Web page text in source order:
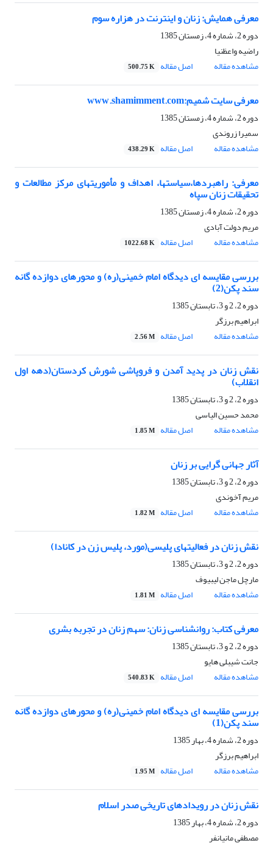
معرفی همایش: زنان و اینترنت در هزاره سوم
دوره 2، شماره 4، زمستان 1385
راضیه واعظنیا
مشاهده مقاله
اصل مقاله 500.75 K
معرفی سایت شمیم:www.shamimment.com
دوره 2، شماره 4، زمستان 1385
سمیرا زروندی
مشاهده مقاله
اصل مقاله 438.29 K
معرفی: راهبردها،سیاستها، اهداف و مأموریتهای مرکز مطالعات و
تحقیقات زنان سپاه
دوره 2، شماره 4، زمستان 1385
مریم دولت آبادی
مشاهده مقاله
اصل مقاله 1022.68 K
بررسی مقایسه ای دیدگاه امام خمینی(ره) و محورهای دوازده گانه
سند پکن(2)
دوره 2، 2 و 3، تابستان 1385
ابراهیم برزگر
مشاهده مقاله
اصل مقاله 2.56 M
نقش زنان در پدید آمدن و فروپاشی شورش کردستان(دهه اول
انقلاب)
دوره 2، 2 و 3، تابستان 1385
محمد حسین الیاسی
مشاهده مقاله
اصل مقاله 1.85 M
آثار جهانی گرایی بر زنان
دوره 2، 2 و 3، تابستان 1385
مریم آخوندی
مشاهده مقاله
اصل مقاله 1.82 M
نقش زنان در فعالیتهای پلیسی(مورد، پلیس زن در کانادا)
دوره 2، 2 و 3، تابستان 1385
مارچل ماجن لیبیوف
مشاهده مقاله
اصل مقاله 1.81 M
معرفی کتاب: روانشناسی زنان: سهم زنان در تجربه بشری
دوره 2، 2 و 3، تابستان 1385
جانت شیبلی هایو
مشاهده مقاله
اصل مقاله 540.83 K
بررسی مقایسه ای دیدگاه امام خمینی(ره) و محورهای دوازده گانه
سند پکن(1)
دوره 2، شماره 4، بهار 1385
ابراهیم برزگر
مشاهده مقاله
اصل مقاله 1.95 M
نقش زنان در رویدادهای تاریخی صدر اسلام
دوره 2، شماره 4، بهار 1385
مصطفی مانیانفر